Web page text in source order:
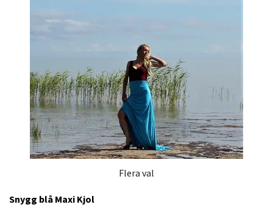
Flera val
Snygg blå Maxi Kjol